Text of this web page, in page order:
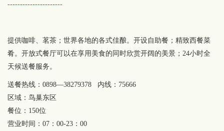
----------------------
提供咖啡、茗茶；世界各地的各式佳酿。开设自助餐；精致西餐菜
肴。开放式餐厅可以在享用美食的同时欣赏开阔的美景；24小时全
天候送餐服务。
送餐热线：0898—38279378 内线：75666
区域：鸟巢东区
餐位：150位
营业时间：07：00-23：00